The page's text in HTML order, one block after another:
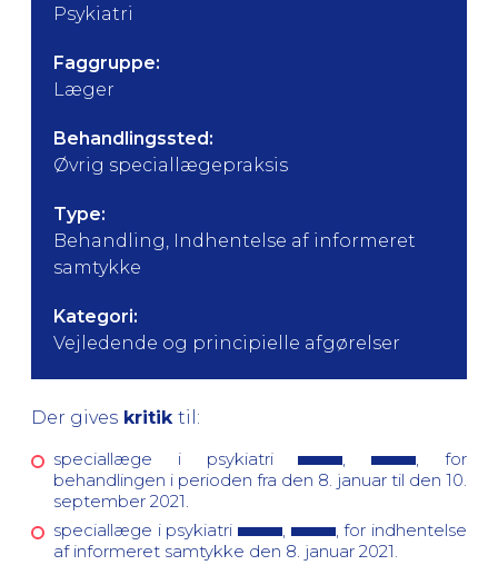
Psykiatri
Faggruppe:
Læger
Behandlingssted:
Øvrig speciallægepraksis
Type:
Behandling, Indhentelse af informeret
samtykke
Kategori:
Vejledende og principielle afgørelser
Der gives kritik til:
speciallæge i psykiatri
,
, for
behandlingen i perioden fra den 8. januar til den 10.
september 2021.
speciallæge i psykiatri
,
, for indhentelse
af informeret samtykke den 8. januar 2021.